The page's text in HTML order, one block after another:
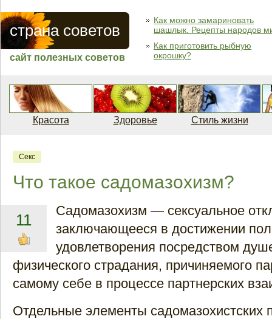
страна советов
сайт полезных советов
Как можно замариновать
шашлык. Рецепты народов
Как приготовить рыбную
окрошку?
Красота Здоровье Стиль жизни
Секс
Что такое садомазохизм?
11
Садомазохизм — сексуальное
заключающееся в достижении
удовлетворения посредством
физического страдания, причиняемого
самому себе в процессе партнерских
Отдельные элементы садомазохистских